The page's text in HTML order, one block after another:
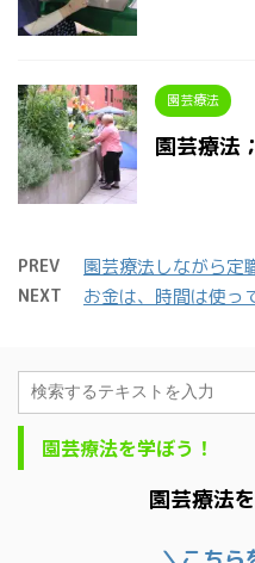
園芸療法
園芸療法
PREV 園芸療法しながら定
NEXT お金は、時間は使っ
園芸療法を学ぼう！
園芸療法